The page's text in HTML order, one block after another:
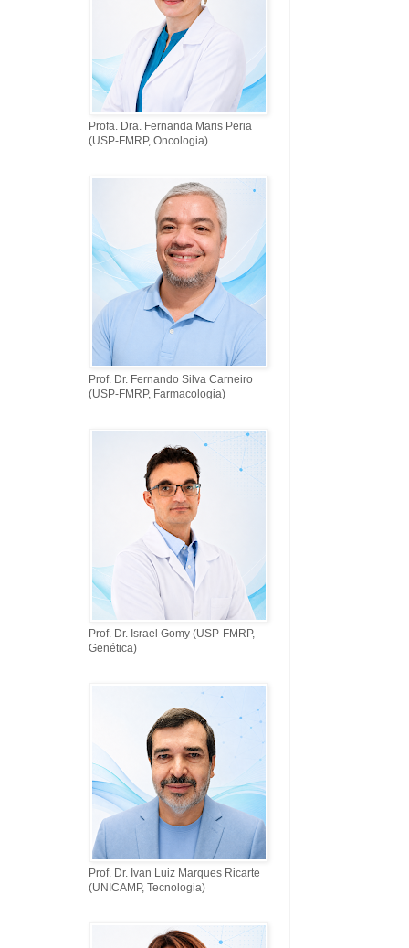
Profa. Dra. Fernanda Maris Peria
(USP-FMRP, Oncologia)
Prof. Dr. Fernando Silva Carneiro
(USP-FMRP, Farmacologia)
Prof. Dr. Israel Gomy (USP-FMRP,
Genética)
Prof. Dr. Ivan Luiz Marques Ricarte
(UNICAMP, Tecnologia)